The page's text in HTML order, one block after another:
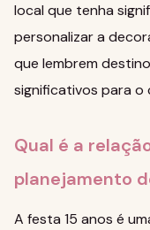
local que tenha
personalizar a
que lembrem
significativos para o
Qual é a
planejamento
A festa 15 anos é